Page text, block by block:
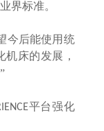
界标准。
今后能使用统
床的发展，
平台强化